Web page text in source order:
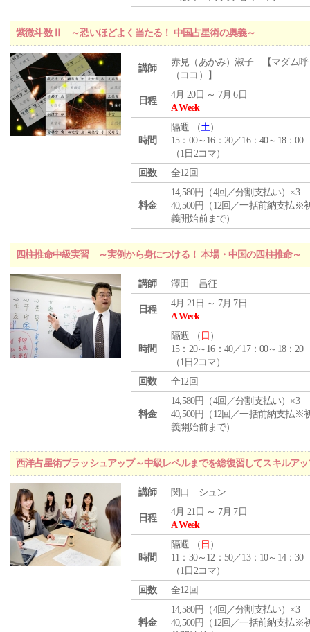
紫微斗数Ⅱ ～恐いほどよく当たる！ 中国占星術の奥義～
講師
赤見（あかみ）淑子 【マダム呼
（ココ）】
日程
4月 20日 ～ 7月 6日
A Week
時間
隔週 （土）
15：00～16：20／16：40～18：00
（1日2コマ）
回数
全12回
料金
14,580円（4回／分割支払い）×3
40,500円（12回／一括前納支払※
義開始前まで）
四柱推命中級実習 ～実例から身につける！ 本場・中国の四柱推命～
講師 澤田 昌征
日程
4月 21日 ～ 7月 7日
A Week
時間
隔週 （ 日 ）
15：20～16：40／17：00～18：20
（1日2コマ）
回数
全12回
料金
14,580円（4回／分割支払い）×3
40,500円（12回／一括前納支払※
義開始前まで）
西洋占星術ブラッシュアップ～中級レベルまでを総復習してスキルア
講師 関口 シュン
日程
4月 21日 ～ 7月 7日
A Week
時間
隔週 （ 日 ）
11：30～12：50／13：10～14：30
（1日2コマ）
回数
全12回
料金
14,580円（4回／分割支払い）×3
40,500円（12回／一括前納支払※